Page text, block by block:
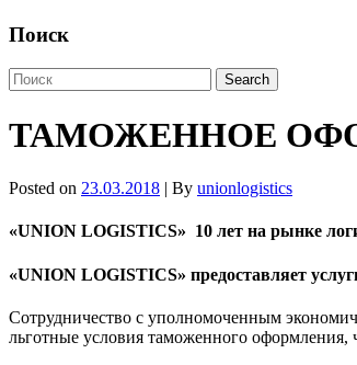
Поиск
ТАМОЖЕННОЕ
Posted on 23.03.2018 | By unionlogistics
«UNION LOGISTICS» 10 лет на рынке
«UNION LOGISTICS» предоставляет
Сотрудничество с уполномоченным
льготные условия таможенного оформления,